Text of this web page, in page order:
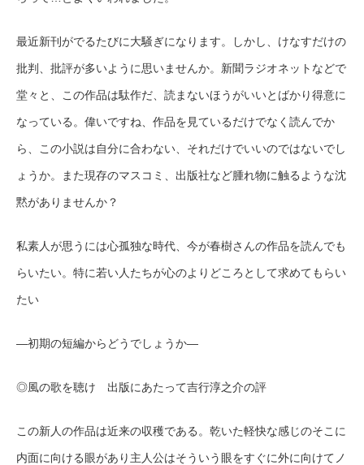
最近新刊がでるたびに大騒ぎになります。しかし、けなすだけの
批判、批評が多いように思いませんか。新聞ラジオネットなどで
堂々と、この作品は駄作だ、読まないほうがいいとばかり得意に
なっている。偉いですね、作品を見ているだけでなく読んでか
ら、この小説は自分に合わない、それだけでいいのではないでし
ょうか。また現存のマスコミ、出版社など腫れ物に触るような沈
黙がありませんか？
私素人が思うには心孤独な時代、今が春樹さんの作品を読んでも
らいたい。特に若い人たちが心のよりどころとして求めてもらい
たい
―初期の短編からどうでしょうか―
◎風の歌を聴け 出版にあたって吉行淳之介の評
この新人の作品は近来の収穫である。乾いた軽快な感じのそこに
内面に向ける眼があり主人公はそういう眼をすぐに外に向けてノ